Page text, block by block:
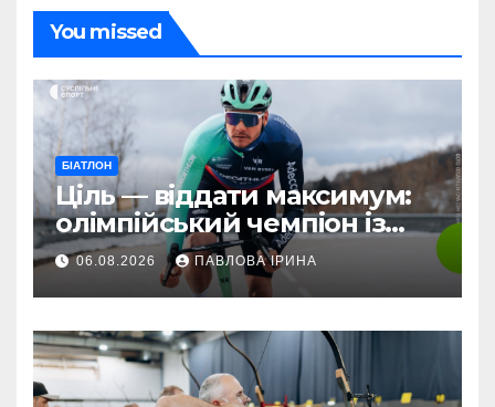
You missed
БІАТЛОН
Ціль — віддати максимум:
олімпійський чемпіон із
біатлону Жаклен стартує у
дебютній професійній
велогонці
06.08.2026 ПАВЛОВА ІРИНА